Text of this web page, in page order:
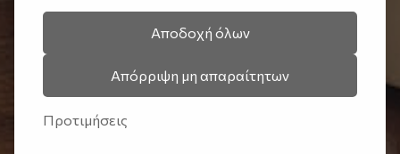
Αποδοχή όλων
Απόρριψη μη απαραίτητων
Προτιμήσεις